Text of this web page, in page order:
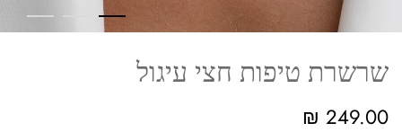
שרשרת טיפות חצי עיגול
249.00
₪